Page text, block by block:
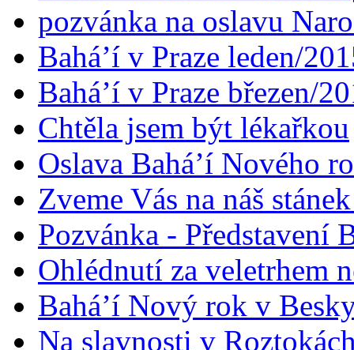
pozvánka na oslavu
Bahá’í v Praze leden/
Bahá’í v Praze březen/
Chtěla jsem být lékařkou
Oslava Bahá’í Nového
Zveme Vás na náš
Pozvánka - Představení
Ohlédnutí za veletrhem
Bahá’í Nový rok v
Na slavnosti v